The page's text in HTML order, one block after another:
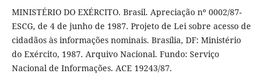
MINISTÉRIO DO EXÉRCITO. Brasil. Apreciação nº 0002/87-
ESCG, de 4 de junho de 1987. Projeto de Lei sobre acesso de
cidadãos às informações nominais. Brasília, DF: Ministério
do Exército, 1987. Arquivo Nacional. Fundo: Serviço
Nacional de Informações. ACE 19243/87.